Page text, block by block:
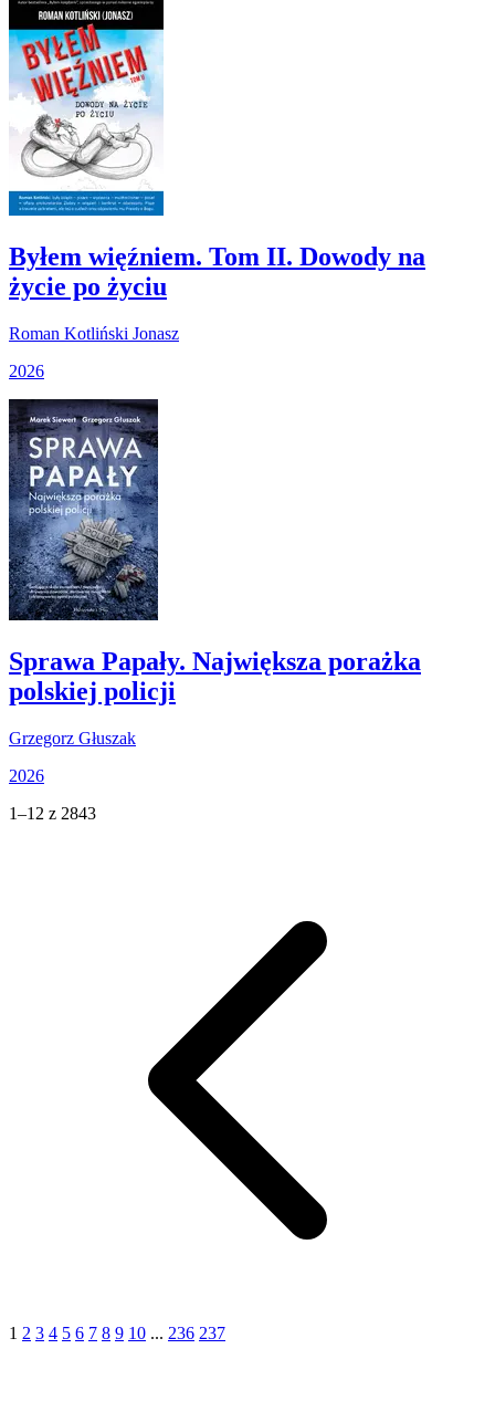
Byłem więźniem. Tom II. Dowody na
życie po życiu
Roman Kotliński Jonasz
2026
Sprawa Papały. Największa porażka
polskiej policji
Grzegorz Głuszak
2026
1–12 z 2843
1 2 3 4 5 6 7 8 9 10 ... 236 237